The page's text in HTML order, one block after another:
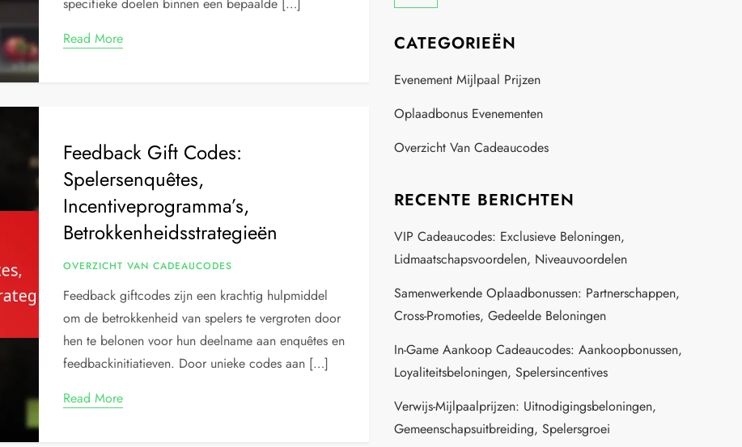
Read More
Feedback Gift Codes:
Spelersenquêtes,
Incentiveprogramma’s,
Betrokkenheidsstrategieën
OVERZICHT VAN CADEAUCODES
Feedback giftcodes zijn een krachtig hulpmiddel
om de betrokkenheid van spelers te vergroten door
hen te belonen voor hun deelname aan enquêtes en
feedbackinitiatieven. Door unieke codes aan […]
Read More
CATEGORIEËN
Evenement Mijlpaal Prijzen
Oplaadbonus Evenementen
Overzicht Van Cadeaucodes
RECENTE BERICHTEN
VIP Cadeaucodes: Exclusieve Beloningen,
Lidmaatschapsvoordelen, Niveauvoordelen
Samenwerkende Oplaadbonussen: Partnerschappen,
Cross-Promoties, Gedeelde Beloningen
In-Game Aankoop Cadeaucodes: Aankoopbonussen,
Loyaliteitsbeloningen, Spelersincentives
Verwijs-Mijlpaalprijzen: Uitnodigingsbeloningen,
Gemeenschapsuitbreiding, Spelersgroei